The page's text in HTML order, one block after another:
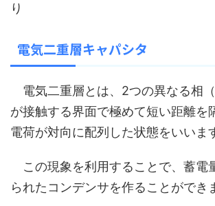
り
電気二重層キャパシタ
電気二重層とは、2つの異なる相（
が接触する界面で極めて短い距離を
電荷が対向に配列した状態をいいま
この現象を利用することで、蓄電
られたコンデンサを作ることができ